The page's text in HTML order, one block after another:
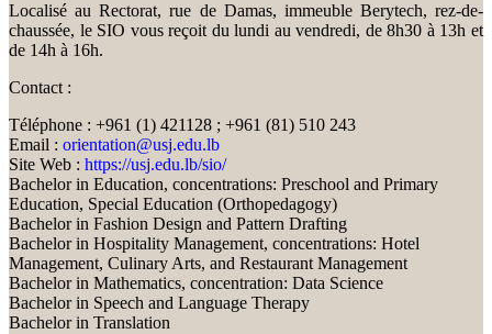
Localisé au Rectorat, rue de Damas, immeuble Berytech, rez-de-
chaussée, le SIO vous reçoit du lundi au vendredi, de 8h30 à 13h et
de 14h à 16h.
Contact :
Téléphone : +961 (1) 421128 ; +961 (81) 510 243
Email : orientation@usj.edu.lb
Site Web : https://usj.edu.lb/sio/
Bachelor in Education, concentrations: Preschool and Primary
Education, Special Education (Orthopedagogy)
Bachelor in Fashion Design and Pattern Drafting
Bachelor in Hospitality Management, concentrations: Hotel
Management, Culinary Arts, and Restaurant Management
Bachelor in Mathematics, concentration: Data Science
Bachelor in Speech and Language Therapy
Bachelor in Translation